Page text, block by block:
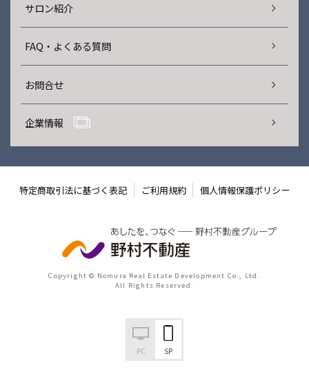
サロン紹介
FAQ・よくある質問
お問合せ
企業情報
特定商取引法に基づく表記 ご利用規約 個人情報保護ポリシー
Copyright © Nomura Real Estate Development Co., Ltd.
All Rights Reserved.
PC SP